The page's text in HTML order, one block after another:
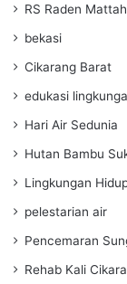
RS Raden
bekasi
Cikarang Barat
edukasi
Hari Air Sedunia
Hutan Bambu
Lingkungan
pelestarian air
Pencemaran
Rehab Kali